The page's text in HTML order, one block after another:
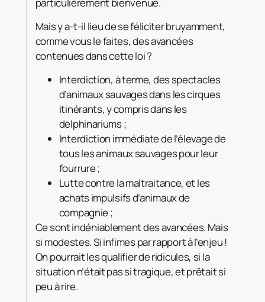
Mais y a-t-il lieu de se féliciter bruyamment,
comme vous le faites, des avancées
contenues dans cette loi ?
Interdiction, à terme, des spectacles
d’animaux sauvages dans les cirques
itinérants, y compris dans les
delphinariums ;
Interdiction immédiate de l’élevage de
tous les animaux sauvages pour leur
fourrure ;
Lutte contre la maltraitance, et les
achats impulsifs d’animaux de
compagnie ;
Ce sont indéniablement des avancées. Mais
si modestes. Si infimes par rapport à l’enjeu !
On pourrait les qualifier de ridicules, si la
situation n’était pas si tragique, et prêtait si
peu à rire.